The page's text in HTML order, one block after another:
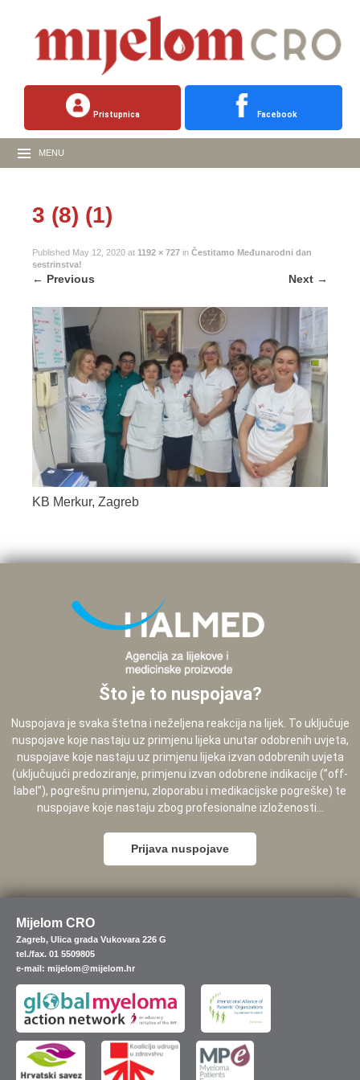
Pristupnica Facebook
MENU
3 (8) (1)
Published May 12, 2020 at 1192 × 727 in Čestitamo Međunarodni dan
sestrinstva!
← Previous Next →
KB Merkur, Zagreb
Što je to nuspojava?
Nuspojava je svaka štetna i neželjena reakcija na lijek. To uključuje
nuspojave koje nastaju uz primjenu lijeka unutar odobrenih uvjeta,
nuspojave koje nastaju uz primjenu lijeka izvan odobrenih uvjeta
(uključujući predoziranje, primjenu izvan odobrene indikacije (”off-
label”), pogrešnu primjenu, zloporabu i medikacijske pogreške) te
nuspojave koje nastaju zbog profesionalne izloženosti...
Prijava nuspojave
Mijelom CRO
Zagreb, Ulica grada Vukovara 226 G
tel./fax. 01 5509805
e-mail: mijelom@mijelom.hr